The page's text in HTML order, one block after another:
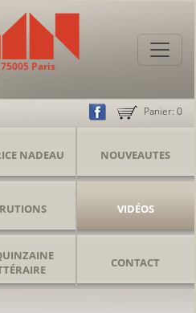
Paris
Panier: 0
NADEAU NOUVEAUTES
VIDÉOS
CONTACT